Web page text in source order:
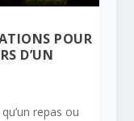
POUR
D’UN
repas ou